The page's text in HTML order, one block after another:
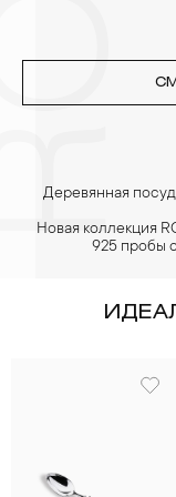
Деревянная
Новая коллекция
925 пробы